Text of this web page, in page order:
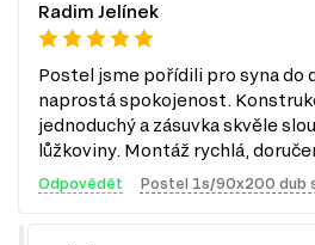
Informace o sérii nábytku
Série nábytku Tips se skládá z 29
různé kategorie, jež si můžete
stránkách:
TV stolky
Komody
Radim Jelínek
Postel jsme pořídili pro syna do
naprostá spokojenost.
jednoduchý a zásuvka skvěle
lůžkoviny. Montáž rychlá,
Odpovědět